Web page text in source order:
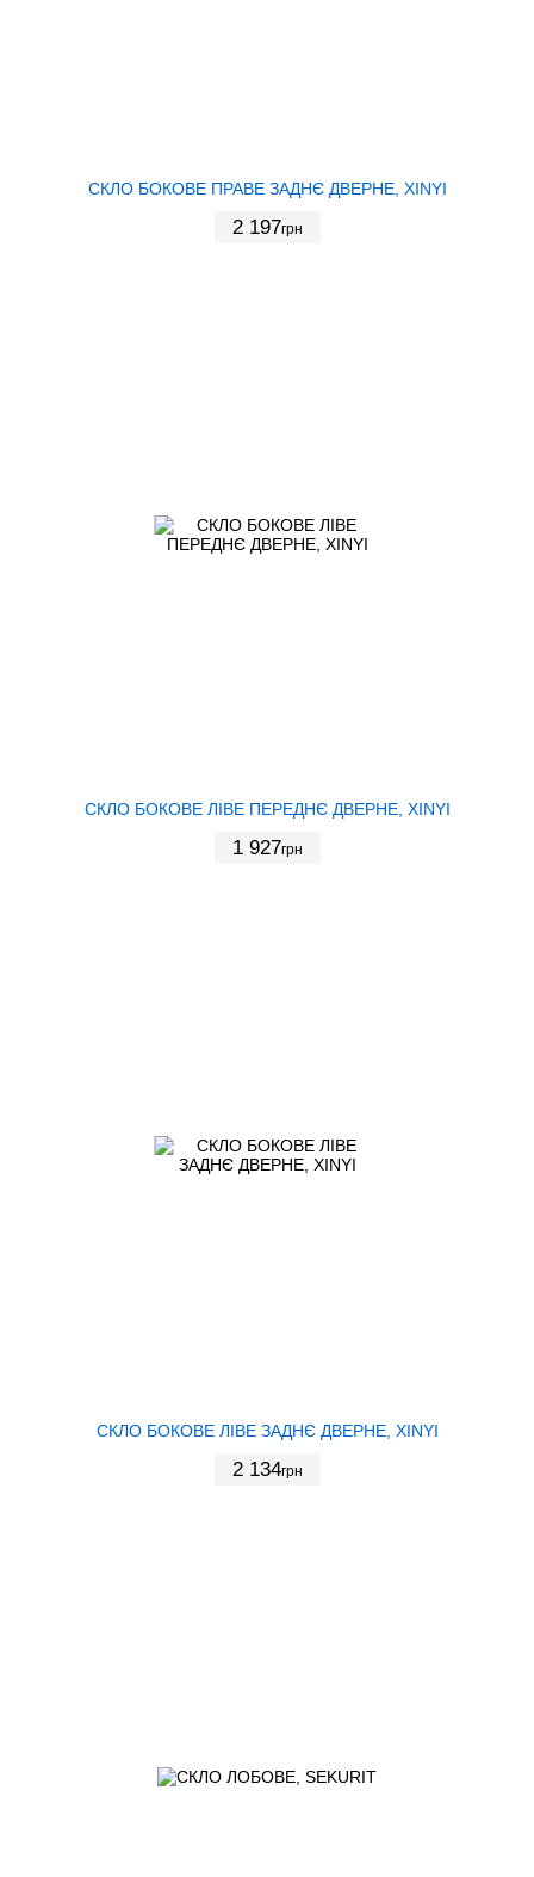
СКЛО БОКОВЕ ПРАВЕ ЗАДНЄ ДВЕРНЕ, XINYI
2 197грн
СКЛО БОКОВЕ ЛІВЕ ПЕРЕДНЄ ДВЕРНЕ, XINYI
1 927грн
СКЛО БОКОВЕ ЛІВЕ ЗАДНЄ ДВЕРНЕ, XINYI
2 134грн